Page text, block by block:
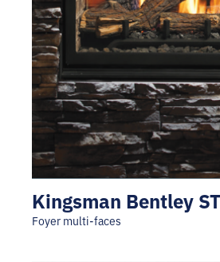
Kingsman Bentley
Foyer multi-faces